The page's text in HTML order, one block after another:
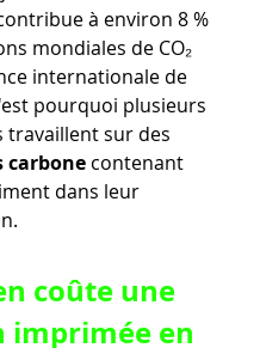
à environ 8 %
mondiales de CO₂
internationale de
pourquoi plusieurs
travaillent sur des
carbone contenant
dans leur
coûte une
imprimée en